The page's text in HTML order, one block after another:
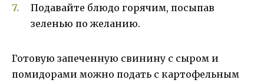
Подавайте блюдо горячим, посыпав
зеленью по желанию.
Готовую запеченную свинину с сыром и
помидорами можно подать с картофельным